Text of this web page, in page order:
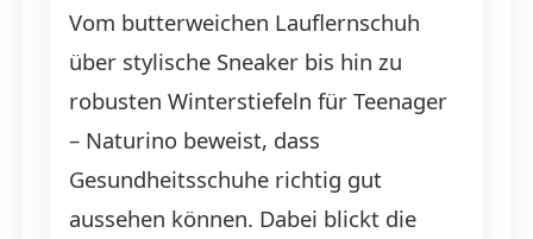
Vom butterweichen Lauflernschuh
über stylische Sneaker bis hin zu
robusten Winterstiefeln für Teenager
– Naturino beweist, dass
Gesundheitsschuhe richtig gut
aussehen können. Dabei blickt die